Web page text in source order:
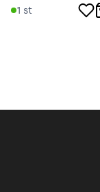
1 st